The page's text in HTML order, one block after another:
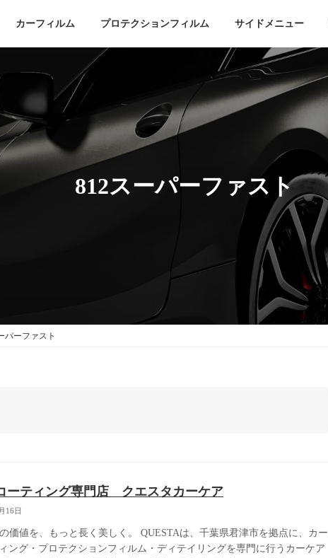
カーフィルム プロテクションフィルム サイドメニュー
812スーパーファスト
パーファスト
ーティング専門店 クエスタカーケア
16日
価値を、もっと長く美しく。 QUESTAは、千葉県君津市を拠点に、カー
ング・プロテクションフィルム・ディテイリングを専門に行うカーケア